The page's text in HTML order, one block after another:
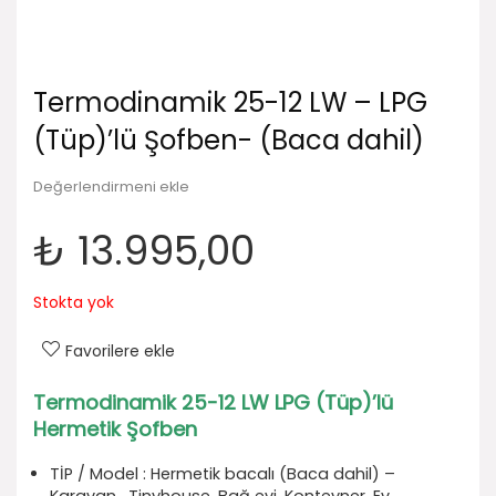
Termodinamik 25-12 LW – LPG
(Tüp)’lü Şofben- (Baca dahil)
Değerlendirmeni ekle
₺ 13.995,00
Stokta yok
Favorilere ekle
Termodinamik 25-12 LW LPG (Tüp)’lü
Hermetik Şofben
TİP / Model : Hermetik bacalı (Baca dahil) –